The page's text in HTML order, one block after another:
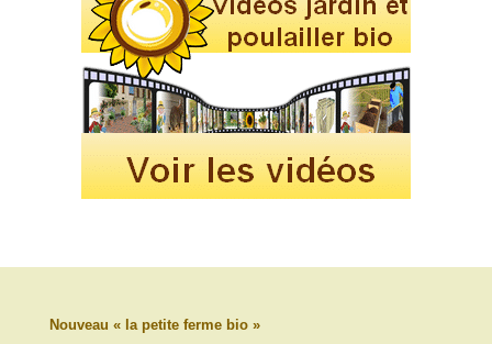
Nouveau « la petite ferme bio »